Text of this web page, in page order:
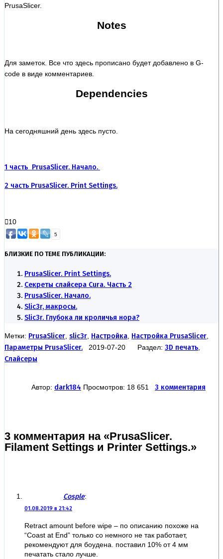
PrusaSlicer.
Notes
Для заметок. Все что здесь прописано будет добавлено в G-
code в виде комментариев.
Dependencies
На сегодняшний день здесь пусто.
1 часть PrusaSlicer. Начало.
2 часть PrusaSlicer. Print Settings.
10
5
БЛИЗКИЕ ПО ТЕМЕ ПУБЛИКАЦИИ:
PrusaSlicer. Print Settings.
Секреты слайсера Cura. Часть 2
PrusaSlicer. Начало.
Slic3r, макросы.
Slic3r. Глубока ли кроличья нора?
Метки: PrusaSlicer slic3r Настройка Настройка PrusaSlicer
Параметры PrusaSlicer. 2019-07-20 Раздел: 3D печать
Слайсеры
Автор: dark184 Просмотров: 18 651 3 комментария
3 комментария на «PrusaSlicer.
Filament Settings и Printer Settings.»
Cosple:
01.08.2019 в 21:42
Retract amount before wipe – по описанию похоже на
“Сoast at End” только со немного не так работает,
рекомендуют для боудена. поставил 10% от 4 мм
печатать стало лучше.